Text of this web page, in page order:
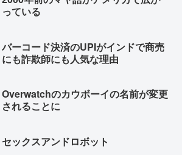
っている
バーコード決済のUPIがインドで商売
にも詐欺師にも人気な理由
Overwatchのカウボーイの名前が変更
されることに
セックスアンドロボット